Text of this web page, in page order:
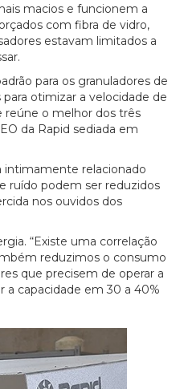
macios e funcionem a
com fibra de vidro,
estavam limitados a
para os granuladores de
otimizar a velocidade de
reúne o melhor dos três
da Rapid sediada em
intimamente relacionado
ruído podem ser reduzidos
nos ouvidos dos
“Existe uma correlação
reduzimos o consumo
que precisem de operar a
a capacidade em 30 a 40%